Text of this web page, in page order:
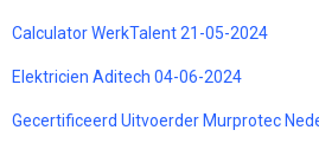
Calculator WerkTalent 21-05-2024
Elektricien Aditech 04-06-2024
Gecertificeerd Uitvoerder Murprotec